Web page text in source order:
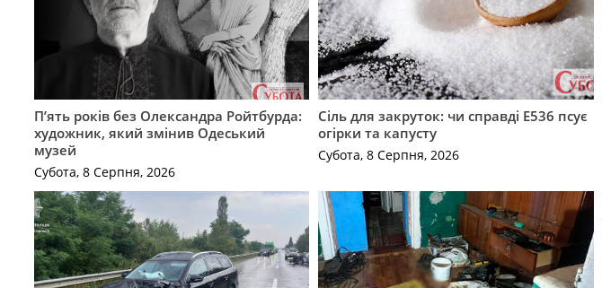
П’ять років без Олександра Ройтбурда:
художник, який змінив Одеський
музей
Субота, 8 Серпня, 2026
Сіль для закруток: чи справді Е536 псує
огірки та капусту
Субота, 8 Серпня, 2026